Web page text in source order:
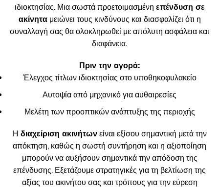
ιδιοκτησίας. Μια σωστά προετοιμασμένη επένδυση σε
ακίνηταμειώνει τους κινδύνους και διασφαλίζει ότι η
συναλλαγή σας θα ολοκληρωθεί με απόλυτη ασφάλεια και
διαφάνεια.
Πριν την αγορά:
Έλεγχος τίτλων ιδιοκτησίας στο υποθηκοφυλακείο
Αυτοψία από μηχανικό για αυθαιρεσίες
Μελέτη των προοπτικών ανάπτυξης της περιοχής
Η διαχείριση ακινήτωνείναι εξίσου σημαντική μετά την
απόκτηση, καθώς η σωστή συντήρηση και η αξιοποίηση
μπορούν να αυξήσουν σημαντικά την απόδοση της
επένδυσης. Εξετάζουμε στρατηγικές για τη βελτίωση της
αξίας του ακινήτου σας και τρόπους για την εύρεση